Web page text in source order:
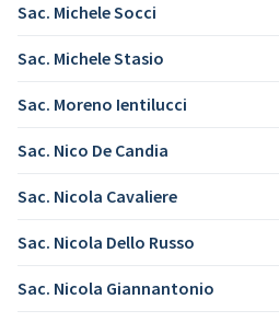
Sac. Michele Socci
Sac. Michele Stasio
Sac. Moreno Ientilucci
Sac. Nico De Candia
Sac. Nicola Cavaliere
Sac. Nicola Dello Russo
Sac. Nicola Giannantonio